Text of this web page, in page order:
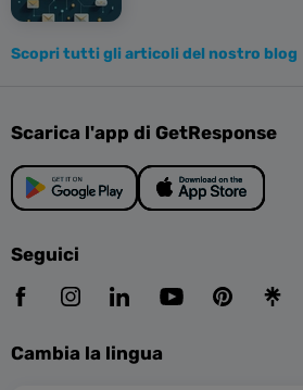
Scopri tutti gli articoli del nostro blog
Scarica l'app di GetResponse
Seguici
Cambia la lingua